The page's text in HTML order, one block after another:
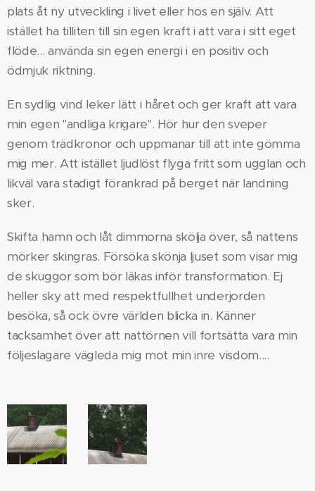
plats åt ny utveckling i livet eller hos en själv. Att
istället ha tilliten till sin egen kraft i att vara i sitt eget
flöde... använda sin egen energi i en positiv och
ödmjuk riktning.
En sydlig vind leker lätt i håret och ger kraft att vara
min egen "andliga krigare". Hör hur den sveper
genom trädkronor och uppmanar till att inte gömma
mig mer. Att istället ljudlöst flyga fritt som ugglan och
likväl vara stadigt förankrad på berget när landning
sker.
Skifta hamn och låt dimmorna skölja över, så nattens
mörker skingras. Försöka skönja ljuset som visar mig
de skuggor som bör läkas inför transformation. Ej
heller sky att med respektfullhet underjorden
besöka, så ock övre världen blicka in. Känner
tacksamhet över att nattörnen vill fortsätta vara min
följeslagare vägleda mig mot min inre visdom....